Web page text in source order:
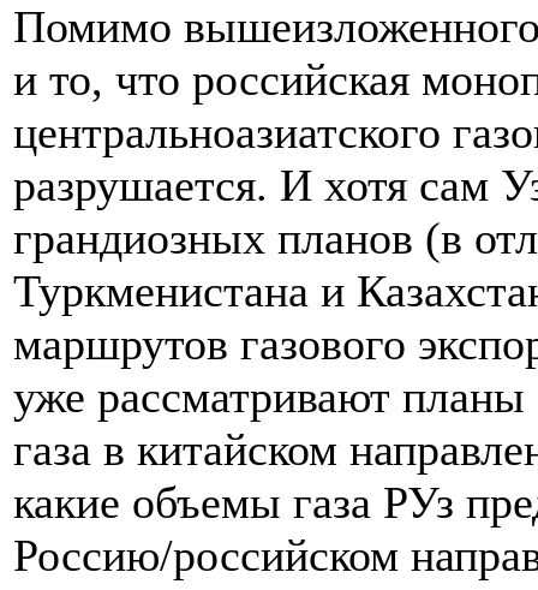
Помимо
и то, что российская
центральноазиатского
разрушается. И хотя сам
грандиозных планов (в
Туркменистана и
маршрутов газового
уже рассматривают планы
газа в китайском
какие объемы газа РУз
Россию/российском